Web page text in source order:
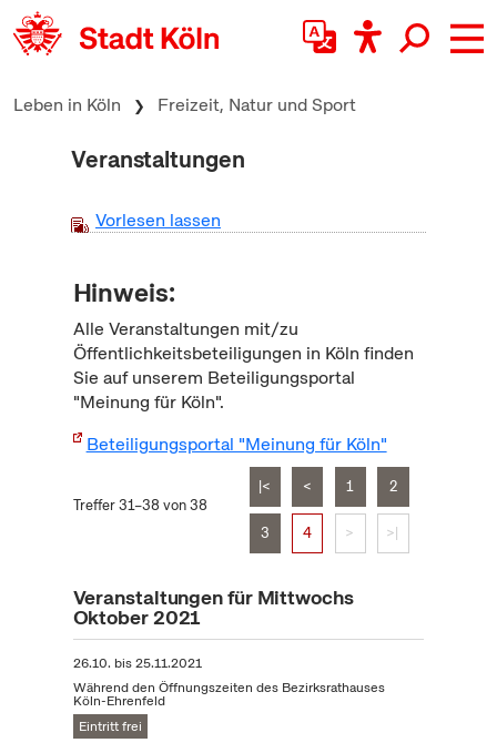
zum Inhalt springen
Leben in Köln Freizeit, Natur und Sport
Veranstaltungen
Vorlesen lassen
Hinweis:
Alle Veranstaltungen mit/zu
Öffentlichkeitsbeteiligungen in Köln finden
Sie auf unserem Beteiligungsportal
"Meinung für Köln".
Beteiligungsportal "Meinung für Köln"
Treffer 31–38 von 38
|< < 1 2
3 4 > >|
Veranstaltungen für Mittwochs
Oktober 2021
26.10. bis25.11.2021
Während den Öffnungszeiten des Bezirksrathauses
Köln-Ehrenfeld
Eintritt frei